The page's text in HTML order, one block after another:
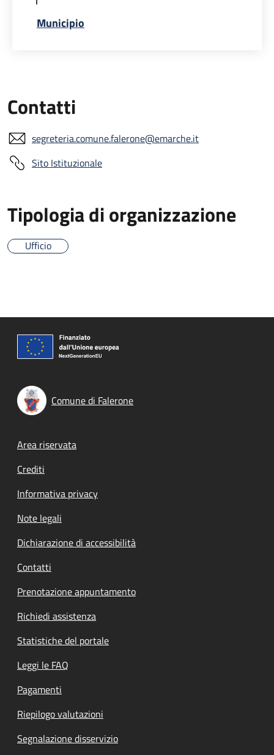
Municipio
Contatti
segreteria.comune.falerone@emarche.it
Sito Istituzionale
Tipologia di organizzazione
Ufficio
Comune di Falerone
Footer menu
Area riservata
Crediti
Informativa privacy
Note legali
Dichiarazione di accessibilità
Contatti
Prenotazione appuntamento
Richiedi assistenza
Statistiche del portale
Leggi le FAQ
Pagamenti
Riepilogo valutazioni
Segnalazione disservizio